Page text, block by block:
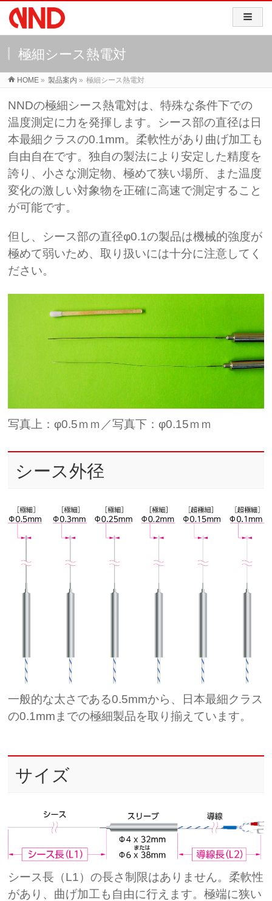
極細シース熱電対
HOME » 製品案内 » 極細シース熱電対
NNDの極細シース熱電対は、特殊な条件下での
温度測定に力を発揮します。シース部の直径は日
本最細クラスの0.1mm。柔軟性があり曲げ加工も
自由自在です。独自の製法により安定した精度を
誇り、小さな測定物、極めて狭い場所、また温度
変化の激しい対象物を正確に高速で測定すること
が可能です。
但し、シース部の直径φ0.1の製品は機械的強度が
極めて弱いため、取り扱いには十分に注意してく
ださい。
写真上：φ0.5ｍｍ／写真下：φ0.15ｍｍ
シース外径
一般的な太さである0.5mmから、日本最細クラス
の0.1mmまでの極細製品を取り揃えています。
サイズ
シース長（L1）の長さ制限はありません。柔軟性
があり、曲げ加工も自由に行えます。極端に狭い